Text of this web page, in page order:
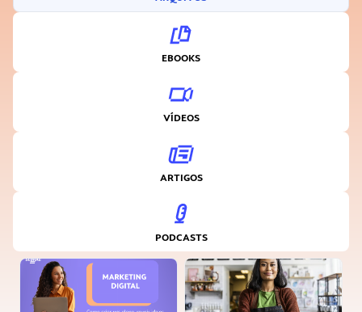
EBOOKS
VÍDEOS
ARTIGOS
PODCASTS